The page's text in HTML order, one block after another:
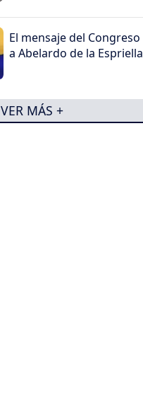
propietarios
El mensaje del Congreso
a Abelardo de la Espriella
VER MÁS +